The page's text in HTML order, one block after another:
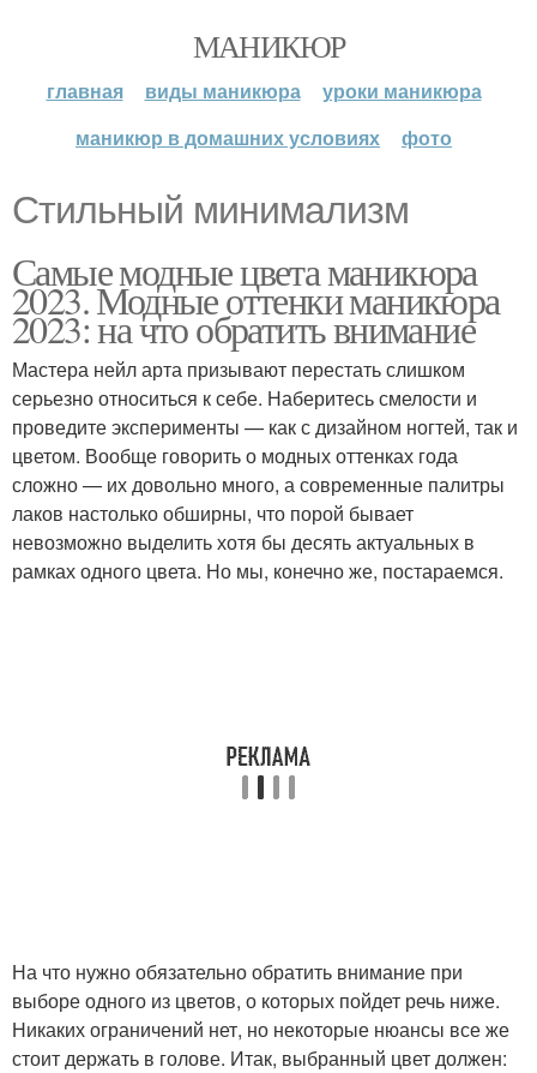
МАНИКЮР
главная виды маникюра
уроки маникюра
маникюр в домашних условиях
фото
Стильный минимализм
Самые модные цвета маникюра
2023. Модные оттенки маникюра
2023: на что обратить внимание
Мастера нейл арта призывают перестать слишком
серьезно относиться к себе. Наберитесь смелости и
проведите эксперименты — как с дизайном ногтей, так и
цветом. Вообще говорить о модных оттенках года
сложно — их довольно много, а современные палитры
лаков настолько обширны, что порой бывает
невозможно выделить хотя бы десять актуальных в
рамках одного цвета. Но мы, конечно же, постараемся.
На что нужно обязательно обратить внимание при
выборе одного из цветов, о которых пойдет речь ниже.
Никаких ограничений нет, но некоторые нюансы все же
стоит держать в голове. Итак, выбранный цвет должен: